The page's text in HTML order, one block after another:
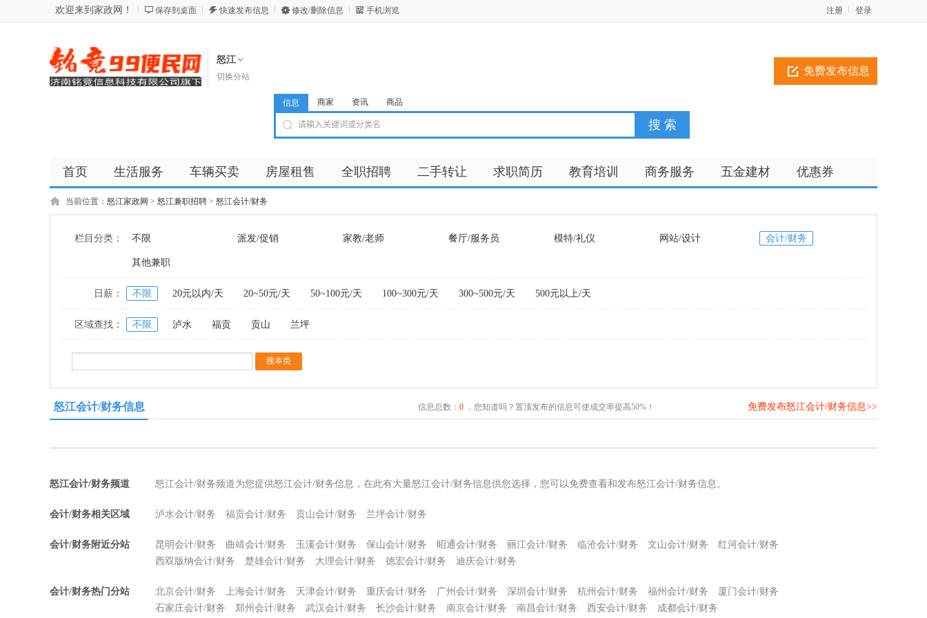
欢迎来到家政网！ 保存到桌面 快速发布信息 修改/删除信息 手机浏览 登录
注册
怒江
切换分站 免费发布信息
信息 商家 资讯 商品
首页 生活服务 车辆买卖 房屋租售 全职招聘 二手转让 求职简历 教育培训 商务服务 五金建材 优惠券
商品 店铺
当前位置： 怒江家政网 > 怒江兼职招聘 > 怒江会计/财务
栏目分类： 不限 派发/促销 家教/老师 餐厅/服务员 模特/礼仪 网站/设计 会计/财务
其他兼职
日薪： 不限 20元以内/天 20~50元/天 50~100元/天 100~300元/天 300~500元/天 500元以上/天
区域查找： 不限 泸水 福贡 贡山 兰坪
怒江会计/财务信息 信息总数： 0，您知道吗？置顶发布的信息可使成交率提高50%！ 免费发布怒江会计/财务信息>>
怒江会计/财务频道 怒江会计/财务频道为您提供怒江会计/财务信息，在此有大量怒江会计/财务信息供您选择，您可以免费查看和发布怒江会计/财务信息。
会计/财务相关区域 泸水会计/财务 福贡会计/财务 贡山会计/财务 兰坪会计/财务
会计/财务附近分站 昆明会计/财务 曲靖会计/财务 玉溪会计/财务 保山会计/财务 昭通会计/财务 丽江会计/财务 临沧会计/财务 文山会计/财务
红河会计/财务
西双版纳会计/财务
楚雄会计/财务 大理会计/财务 德宏会计/财务 迪庆会计/财务
会计/财务热门分站 北京会计/财务 上海会计/财务 天津会计/财务 重庆会计/财务 广州会计/财务 深圳会计/财务 杭州会计/财务 福州会计/财务
厦门会计/财务
石家庄会计/财务
郑州会计/财务 武汉会计/财务 长沙会计/财务 南京会计/财务 南昌会计/财务 西安会计/财务 成都会计/财务